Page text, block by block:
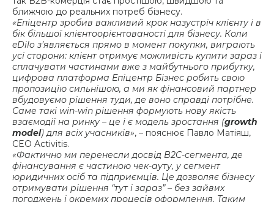
ближчою до реальних потреб бізнесу.
«Епіцентр зробив важливий крок назустріч клієнту і в
бік більшої клієнтоорієнтованості для бізнесу. Коли
eDilo з’являється прямо в момент покупки, виграють
усі сторони: клієнт отримує можливість купити зараз і
сплачувати частинами вже з майбутнього прибутку,
цифрова платформа Епіцентр Бізнес робить свою
пропозицію сильнішою, а ми як фінансовий партнер
вбудовуємо рішення туди, де воно справді потрібне.
Саме такі win-win рішення формують нову якість
взаємодії на ринку – це і є модель зростання (growth
model) для всіх учасників», – пояснює Павло Матіяш,
CEO Activitis.
«Фактично ми перенесли досвід B2C-сегмента, де
фінансування є частиною чек-ауту, у сегмент
юридичних осіб та підприємців. Це дозволяє бізнесу
отримувати рішення “тут і зараз” – без зайвих
погоджень і окремих процесів оформлення. Таким